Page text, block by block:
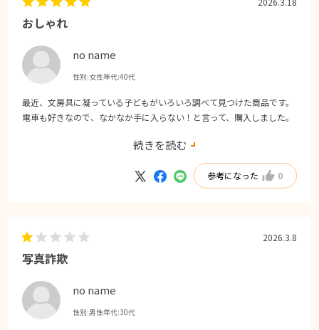
おしゃれ
no name
性別:女性年代:40代
最近、文房具に凝っている子どもがいろいろ調べて見つけた商品です。
電車も好きなので、なかなか手に入らない！と言って、購入しました。
短いと感じますが、手帳にフィットと思うと納得です。
続きを読む
参考になった 0
写真詐欺
no name
性別:男性年代:30代
2026.3.8